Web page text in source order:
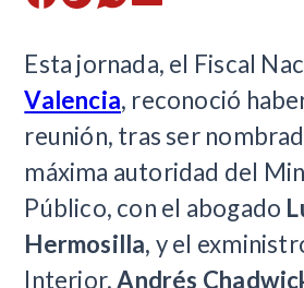
Esta jornada, el Fiscal
Valencia, reconoció
reunión, tras ser
máxima autoridad del
Público, con el abogado
Hermosilla, y el
Interior,Andrés